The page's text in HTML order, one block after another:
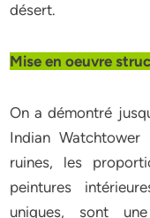
désert.
Mise en oeuvre
On a démontré
Indian Watchtower
ruines, les
peintures
uniques, sont